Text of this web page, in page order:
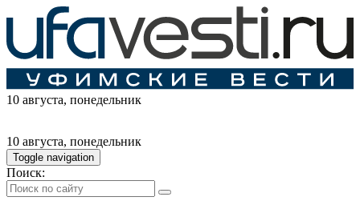
10 августа, понедельник
10 августа, понедельник
Toggle navigation
Поиск: